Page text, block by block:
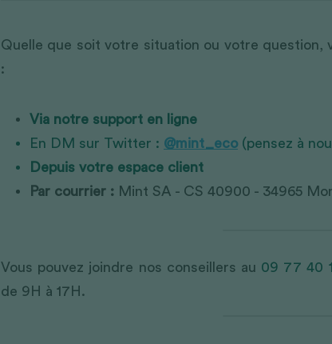
Quelle que soit votre situation ou votre
:
Via notre support en ligne
En DM sur Twitter : @mint_eco (pensez à
Depuis votre espace client
Par courrier : Mint SA - CS 40900 - 34965
Vous pouvez joindre nos conseillers au 09 77 40
de 9H à 17H.